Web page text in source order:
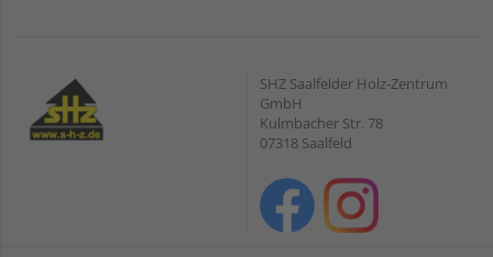
SHZ Saalfelder Holz-Zentrum
GmbH
Kulmbacher Str. 78
07318 Saalfeld